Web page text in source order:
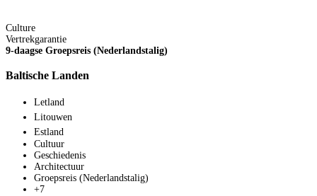
Culture
Vertrekgarantie
9-daagse Groepsreis (Nederlandstalig)
Baltische Landen
Letland
Litouwen
Estland
Cultuur
Geschiedenis
Architectuur
Groepsreis (Nederlandstalig)
+7